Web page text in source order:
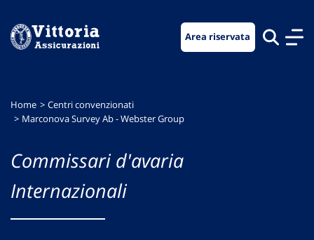
menu
contenuto
footer
Area riservata
Home
Centri convenzionati
Marconova Survey Ab - Webster Group
Commissari d'avaria
Internazionali